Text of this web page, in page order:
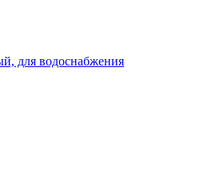
для водоснабжения